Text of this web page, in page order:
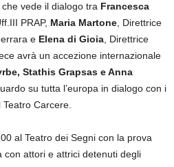
vede il dialogo tra Francesca
PRAP, Maria Martone, Direttrice
e Elena di Gioia, Direttrice
avrà un accezione internazionale
Stathis Grapsas e Anna
su tutta l’europa in dialogo con i
Carcere.
al Teatro dei Segni con la prova
con attori e attrici detenuti degli